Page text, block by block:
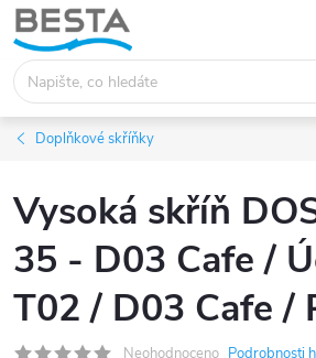
Přejít
na
obsah
Doplňkové skříňky
Vysoká skříň
35 - D03 Cafe /
T02 / D03 Cafe /
Neohodnoceno Podrobnosti